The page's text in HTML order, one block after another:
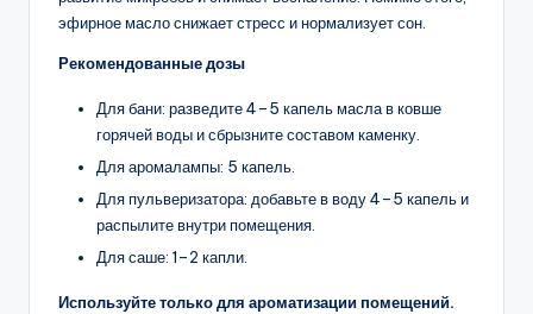
эфирное масло снижает стресс и нормализует сон.
Рекомендованные дозы
Для бани: разведите 4–5 капель масла в ковше
горячей воды и сбрызните составом каменку.
Для аромалампы: 5 капель.
Для пульверизатора: добавьте в воду 4–5 капель и
распылите внутри помещения.
Для саше: 1–2 капли.
Используйте только для ароматизации помещений.